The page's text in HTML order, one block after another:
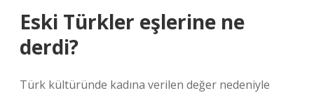
Eski Türkler eşlerine ne
derdi?
Türk kültüründe kadına verilen değer nedeniyle